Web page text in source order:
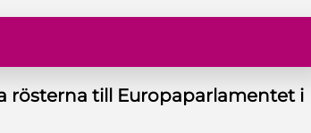
rösterna till Europaparlamentet i